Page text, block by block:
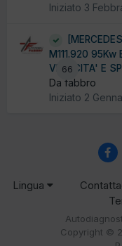
Iniziato 3
66
M111.920
VELOCITA' E
Da fabbro
Iniziato 2
Lingua
Copyright ©